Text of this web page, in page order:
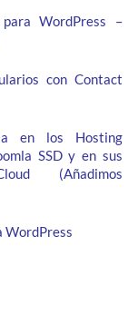
WordPress –
con Contact
en los Hosting
SSD y en sus
(Añadimos
WordPress